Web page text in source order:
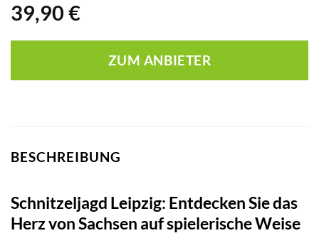
39,90 €
ZUM ANBIETER
BESCHREIBUNG
Schnitzeljagd Leipzig: Entdecken Sie das
Herz von Sachsen auf spielerische Weise